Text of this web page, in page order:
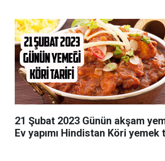
21 Şubat 2023 Günün akşam
Ev yapımı Hindistan Köri yemek